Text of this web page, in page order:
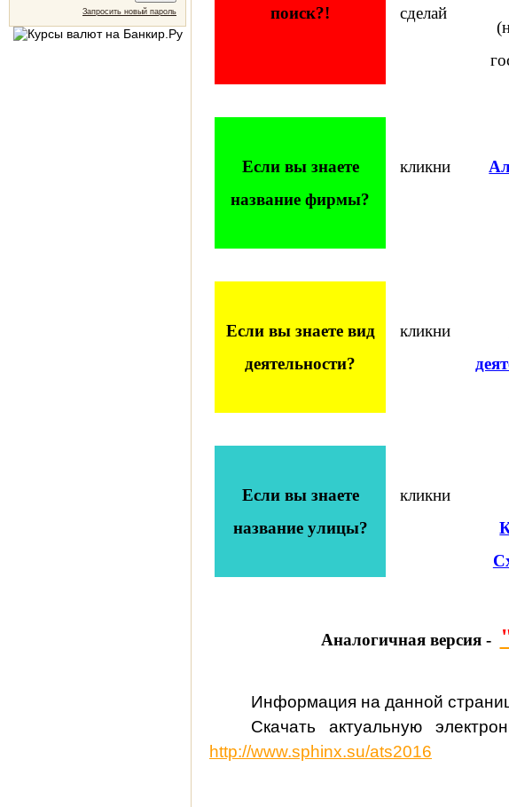
Запросить новый пароль
поиск?!
сделай
Если вы знаете
название фирмы?
кликни
Если вы знаете вид
деятельности?
кликни
Если вы знаете
название улицы?
кликни
Аналогичная версия -
Информация на данной
Скачать актуальную
http://www.sphinx.su/ats2016